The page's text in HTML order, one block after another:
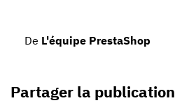
De L'équipe PrestaShop
Partager la publication